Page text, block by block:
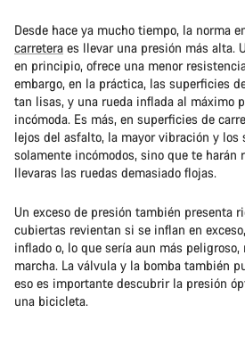
Desde hace ya mucho tiempo, la norma
carretera es llevar una presión más alta.
en principio, ofrece una menor
embargo, en la práctica, las superficies
tan lisas, y una rueda inflada al máximo
incómoda. Es más, en superficies de
lejos del asfalto, la mayor vibración y los
solamente incómodos, sino que te harán
llevaras las ruedas demasiado flojas.
Un exceso de presión también presenta
cubiertas revientan si se inflan en
inflado o, lo que sería aun más
marcha. La válvula y la bomba también
eso es importante descubrir la presión
una bicicleta.